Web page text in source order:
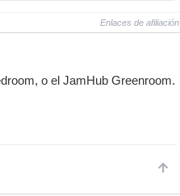
Enlaces de afiliación
o el JamHub Greenroom.